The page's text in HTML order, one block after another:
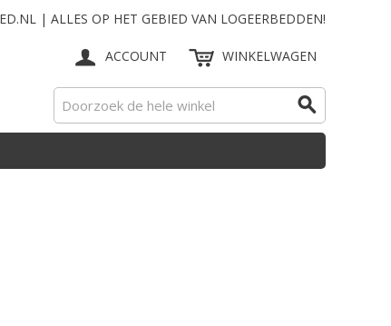
| ALLES OP HET GEBIED VAN LOGEERBEDDEN!
ACCOUNT WINKELWAGEN